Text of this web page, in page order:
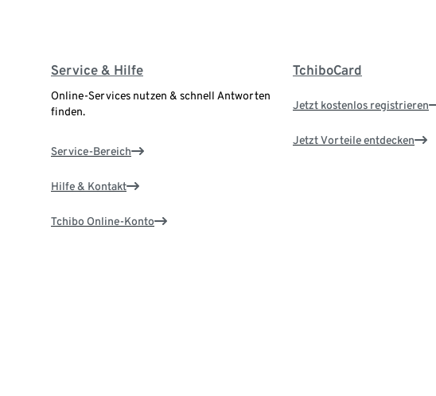
Service & Hilfe
Online-Services nutzen & schnell Antworten
finden.
Service-Bereich
Hilfe & Kontakt
Tchibo Online-Konto
TchiboCard
Jetzt kostenlos registrieren
Jetzt Vorteile entdecken